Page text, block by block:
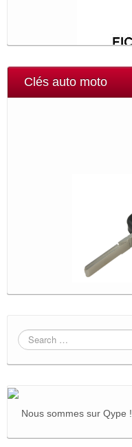
Clés auto moto
Nous sommes sur Qype !